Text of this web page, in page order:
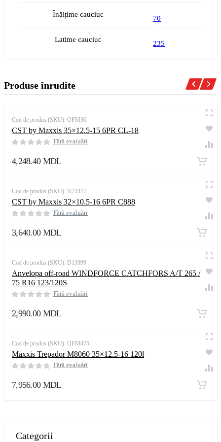
Categorii
Înălțime cauciuc 70
Latime cauciuc 235
Produse înrudite
Cod de produs (SKU): OFM36
CST by Maxxis 35×12.5-15 6PR CL-18
Fără evaluări
4,248.40 MDL
Cod de produs (SKU): N73377
CST by Maxxis 32×10.5-16 6PR C888
Fără evaluări
3,640.00 MDL
Cod de produs (SKU): D13999
Anvelopa off-road WINDFORCE CATCHFORS A/T 265 /
75 R16 123/120S
Fără evaluări
2,990.00 MDL
Cod de produs (SKU): OFM475
Maxxis Trepador M8060 35×12.5-16 120l
Fără evaluări
7,956.00 MDL